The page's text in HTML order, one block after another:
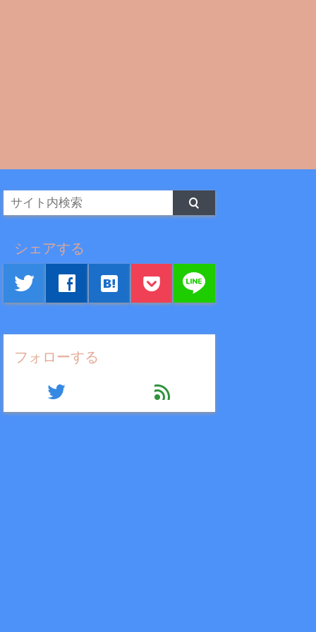
シェアする
twitter facebook hatenabookmark line
フォローする
twitter feed